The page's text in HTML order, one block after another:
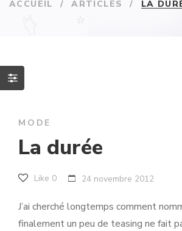
ACCUEIL / ARTICLES / LA
MODE
La durée
Like 0 24 novembre 2012
J’ai cherché longtemps comment
finalement un peu de teasing ne fait